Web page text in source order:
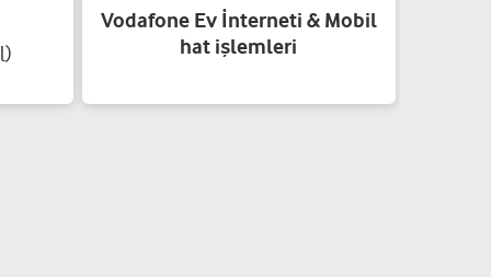
Vodafone Ev İnterneti & Mobil
hat işlemleri